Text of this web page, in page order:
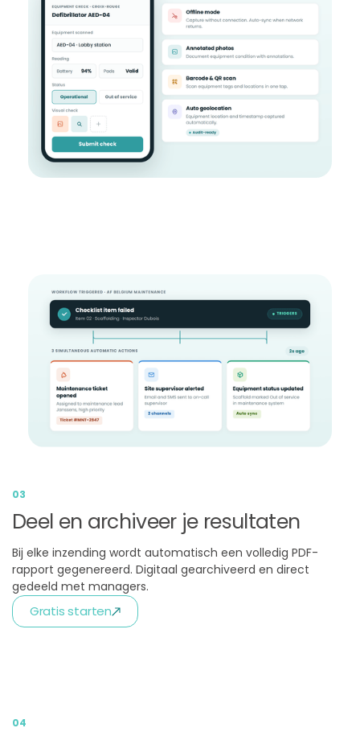
03
Deel en archiveer je resultaten
Bij elke inzending wordt automatisch een volledig PDF-
rapport gegenereerd. Digitaal gearchiveerd en direct
gedeeld met managers.
Gratis starten
04